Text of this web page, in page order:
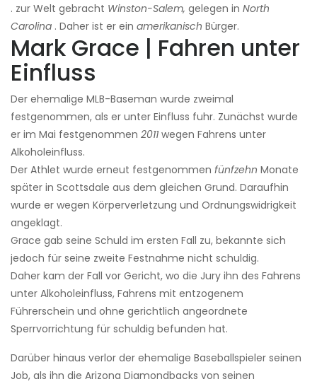
. zur Welt gebracht Winston-Salem, gelegen in North
Carolina . Daher ist er ein amerikanisch Bürger.
Mark Grace | Fahren unter
Einfluss
Der ehemalige MLB-Baseman wurde zweimal
festgenommen, als er unter Einfluss fuhr. Zunächst wurde
er im Mai festgenommen 2011 wegen Fahrens unter
Alkoholeinfluss.
Der Athlet wurde erneut festgenommen fünfzehn Monate
später in Scottsdale aus dem gleichen Grund. Daraufhin
wurde er wegen Körperverletzung und Ordnungswidrigkeit
angeklagt.
Grace gab seine Schuld im ersten Fall zu, bekannte sich
jedoch für seine zweite Festnahme nicht schuldig.
Daher kam der Fall vor Gericht, wo die Jury ihn des Fahrens
unter Alkoholeinfluss, Fahrens mit entzogenem
Führerschein und ohne gerichtlich angeordnete
Sperrvorrichtung für schuldig befunden hat.
Darüber hinaus verlor der ehemalige Baseballspieler seinen
Job, als ihn die Arizona Diamondbacks von seinen